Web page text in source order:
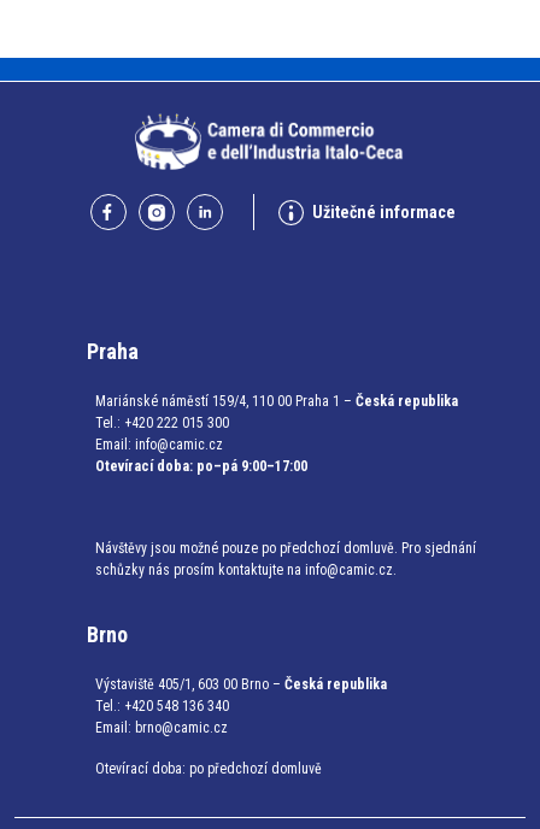
Užitečné informace
Praha
Mariánské náměstí 159/4, 110 00 Praha 1 – Česká republika
Tel.: +420 222 015 300
Email: info@camic.cz
Otevírací doba: po–pá 9:00–17:00
Návštěvy jsou možné pouze po předchozí domluvě. Pro sjednání
schůzky nás prosím kontaktujte na info@camic.cz.
Brno
Výstaviště 405/1, 603 00 Brno – Česká republika
Tel.: +420 548 136 340
Email: brno@camic.cz
Otevírací doba: po předchozí domluvě